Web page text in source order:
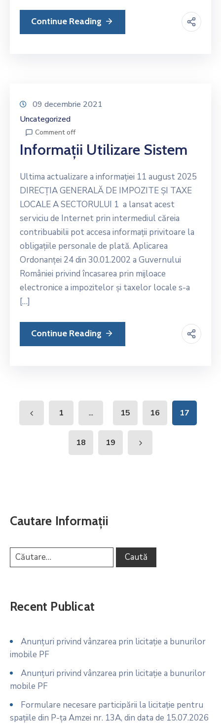
Continue Reading
09 decembrie 2021
Uncategorized
Comment off
Informații Utilizare Sistem
Ultima actualizare a informației 11 august 2025
DIRECȚIA GENERALĂ DE IMPOZITE ȘI TAXE
LOCALE A SECTORULUI 1 a lansat acest
serviciu de Internet prin intermediul căreia
contribuabilii pot accesa informații privitoare la
obligațiile personale de plată. Aplicarea
Ordonanței 24 din 30.01.2002 a Guvernului
României privind încasarea prin mijloace
electronice a impozitelor și taxelor locale s-a
[…]
Continue Reading
1 ... 15 16 17
18 19
Cautare Informații
Recent Publicat
Anunțuri privind vânzarea prin licitație a bunurilor
imobile PF
Anunțuri privind vânzarea prin licitație a bunurilor
mobile PF
Formulare necesare participării la licitație pentru
spațiile din P-ța Amzei nr. 13A, din data de 15.07.2026